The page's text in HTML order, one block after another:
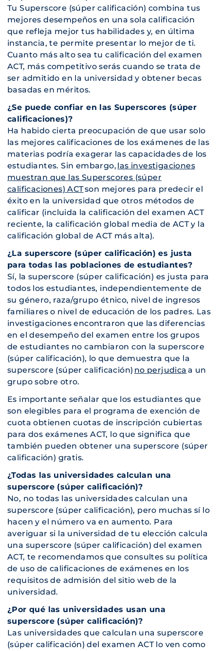
Tu Superscore (súper calificación) combina tus
mejores desempeños en una sola calificación
que refleja mejor tus habilidades y, en última
instancia, te permite presentar lo mejor de ti.
Cuanto más alto sea tu calificación del examen
ACT, más competitivo serás cuando se trata de
ser admitido en la universidad y obtener becas
basadas en méritos.
¿Se puede confiar en las Superscores (súper
calificaciones)?
Ha habido cierta preocupación de que usar solo
las mejores calificaciones de los exámenes de las
materias podría exagerar las capacidades de los
estudiantes. Sin embargo, las investigaciones
muestran que las Superscores (súper
calificaciones) ACTson mejores para predecir el
éxito en la universidad que otros métodos de
calificar (incluida la calificación del examen ACT
reciente, la calificación global media de ACT y la
calificación global de ACT más alta).
¿La superscore (súper calificación) es justa
para todas las poblaciones de estudiantes?
Sí, la superscore (súper calificación) es justa para
todos los estudiantes, independientemente de
su género, raza/grupo étnico, nivel de ingresos
familiares o nivel de educación de los padres. Las
investigaciones encontraron que las diferencias
en el desempeño del examen entre los grupos
de estudiantes no cambiaron con la superscore
(súper calificación), lo que demuestra que la
superscore (súper calificación) no perjudica a un
grupo sobre otro.
Es importante señalar que los estudiantes que
son elegibles para el programa de exención de
cuota obtienen cuotas de inscripción cubiertas
para dos exámenes ACT, lo que significa que
también pueden obtener una superscore (súper
calificación) gratis.
¿Todas las universidades calculan una
superscore (súper calificación)?
No, no todas las universidades calculan una
superscore (súper calificación), pero muchas sí lo
hacen y el número va en aumento. Para
averiguar si la universidad de tu elección calcula
una superscore (súper calificación) del examen
ACT, te recomendamos que consultes su política
de uso de calificaciones de exámenes en los
requisitos de admisión del sitio web de la
universidad.
¿Por qué las universidades usan una
superscore (súper calificación)?
Las universidades que calculan una superscore
(súper calificación) del examen ACT lo ven como